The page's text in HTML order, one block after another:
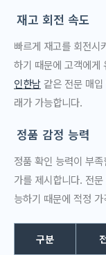
재고 회전 속도
빠르게 재고를 회전시
하기 때문에 고객에게
인한남 같은 전문 매
래가 가능합니다.
정품 감정 능력
정품 확인 능력이 부
가를 제시합니다. 전
능하기 때문에 적정
구분